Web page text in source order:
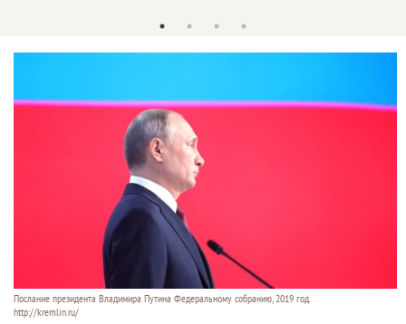
Послание президента Владимира Путина Федеральному собранию, 2019 год.
http://kremlin.ru/